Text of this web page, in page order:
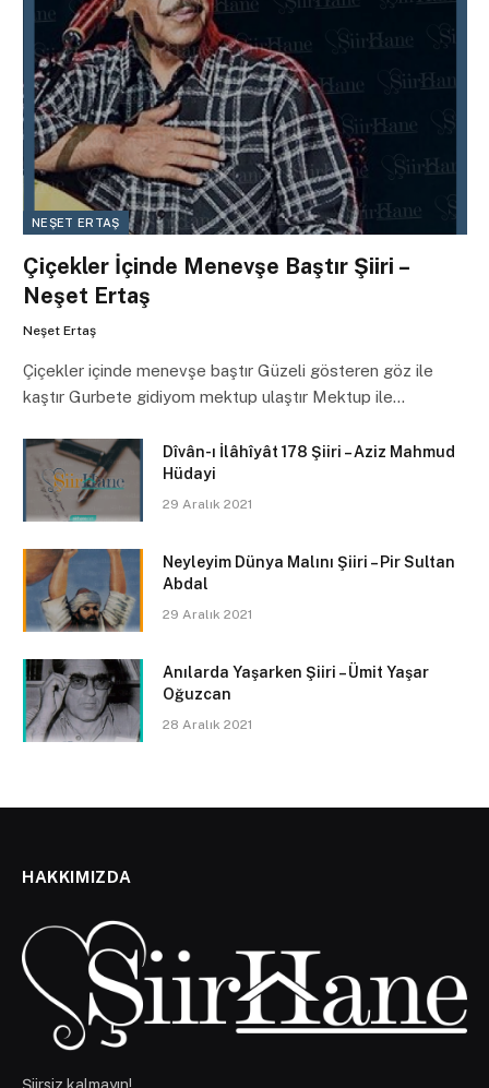
NEŞET ERTAŞ
Çiçekler İçinde Menevşe Baştır Şiiri –
Neşet Ertaş
Neşet Ertaş
Çiçekler içinde menevşe baştır Güzeli gösteren göz ile
kaştır Gurbete gidiyom mektup ulaştır Mektup ile…
Dîvân-ı İlâhîyât 178 Şiiri – Aziz Mahmud
Hüdayi
29 Aralık 2021
Neyleyim Dünya Malını Şiiri – Pir Sultan
Abdal
29 Aralık 2021
Anılarda Yaşarken Şiiri – Ümit Yaşar
Oğuzcan
28 Aralık 2021
HAKKIMIZDA